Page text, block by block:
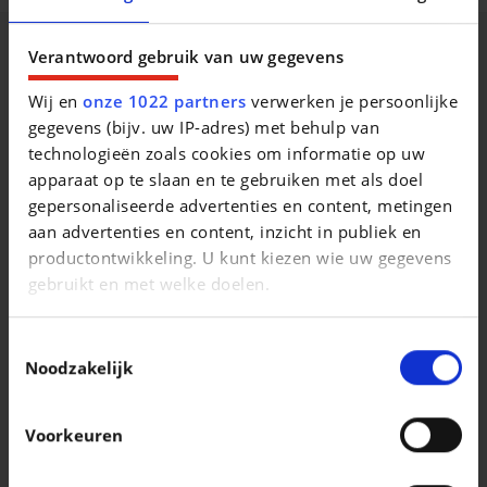
Verantwoord gebruik van uw gegevens
Wij enonze 1022 partners verwerken je persoonlijke
gegevens (bijv. uw IP-adres) met behulp van
technologieën zoals cookies om informatie op uw
apparaat op te slaan en te gebruiken met als doel
gepersonaliseerde advertenties en content, metingen
aan advertenties en content, inzicht in publiek en
productontwikkeling. U kunt kiezen wie uw gegevens
gebruikt en met welke doelen.
Informatie verzamelen over uw geografische
locatie, die tot een paar meter nauwkeurig kan zijn
Uw apparaat identificeren door het actief te
scannen op specifieke eigenschappen
Noodzakelijk
Voorkeuren
Beschrijving van het voertuig occasie
Vergelijkbare voertuigen
3.0 D HSE Leder Navi Camera
111.841 km